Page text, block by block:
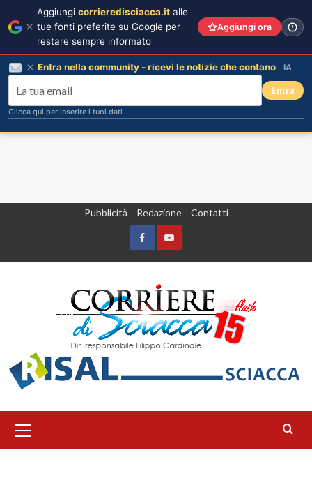
Pubblicità Redazione Contatti
FacebookYountube
principale
Aggiungi corrieredisciacca.it alle
tue fonti preferite su Google per
restare sempre informato
Aggiungi ora
Entra nella community - ricevi le notizie che contano IA
Entra
Clicca qui per inserire i tuoi dati